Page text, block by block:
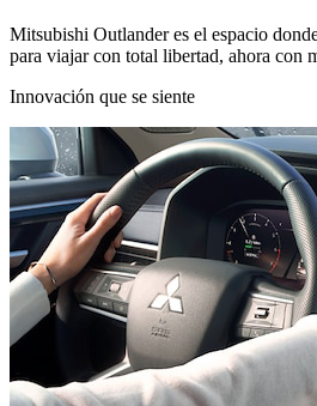
Mitsubishi Outlander es el espacio
para viajar con total libertad, ahora con
Innovación que se siente